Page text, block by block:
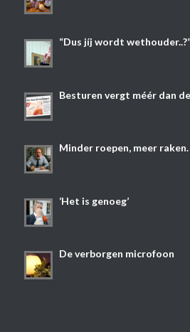
“Dus jíj wordt
Besturen vergt méér dan
Minder roepen, meer raken.
‘Het is genoeg’
De verborgen microfoon